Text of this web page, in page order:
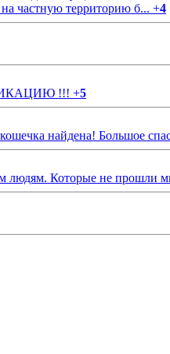
частную территорию б... +4
!!! +5
найдена! Большое
людям. Которые не прошли